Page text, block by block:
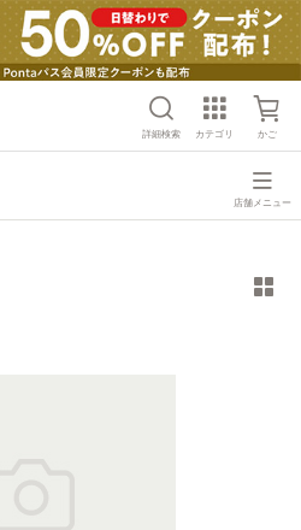
詳細検索 カテゴリ かご
店舗メニュー